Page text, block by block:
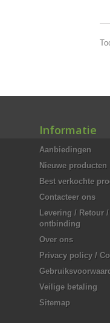
Informatie
Aanbiedingen
Nieuwe producten
Best verkochte
Contacteer ons
Levering / Retour /
ontbinding
Over ons
Privacy policy /
Veilige betaling
Sitemap